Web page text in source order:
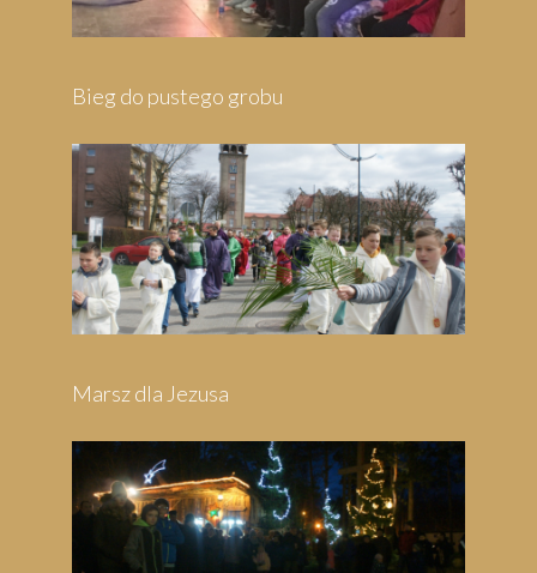
Pielgrzymka do Wejherowa
Pielgrzymka do Swarzewa